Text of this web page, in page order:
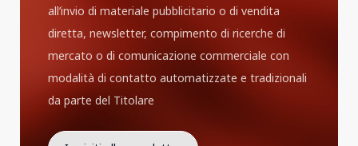
all’invio di materiale pubblicitario o di vendita
diretta, newsletter, compimento di ricerche di
mercato o di comunicazione commerciale con
modalità di contatto automatizzate e tradizionali
da parte del Titolare